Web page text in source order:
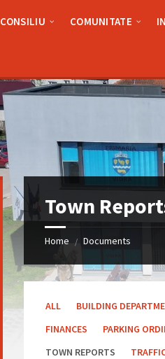
CONSILIU COMUNITATE
Town
Home / Documents
ALL BUILDING
FINANCES
PARKING
TOWN REPORTS